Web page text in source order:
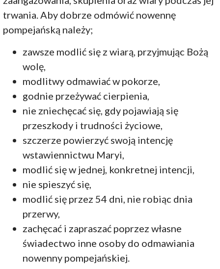
trwania. Aby dobrze odmówić nowennę
pompejańską należy;
zawsze modlić się z wiarą, przyjmując Bożą
wolę,
modlitwy odmawiać w pokorze,
godnie przeżywać cierpienia,
nie zniechęcać się, gdy pojawiają się
przeszkody i trudności życiowe,
szczerze powierzyć swoją intencję
wstawiennictwu Maryi,
modlić się w jednej, konkretnej intencji,
nie spieszyć się,
modlić się przez 54 dni, nie robiąc dnia
przerwy,
zachęcać i zapraszać poprzez własne
świadectwo inne osoby do odmawiania
nowenny pompejańskiej.